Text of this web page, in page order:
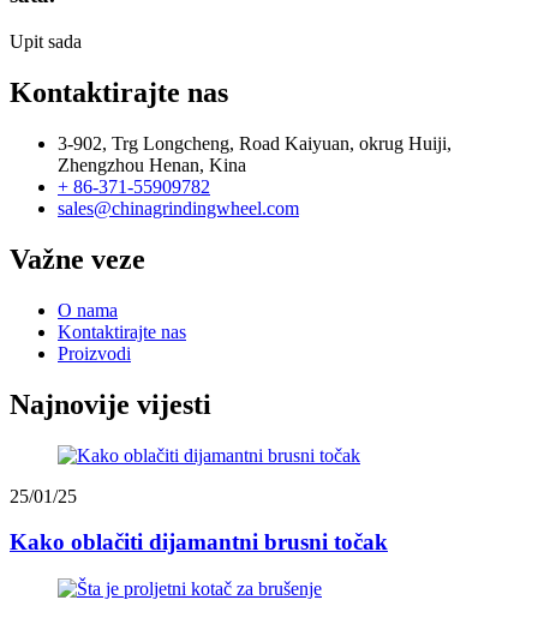
Upit sada
Kontaktirajte nas
3-902, Trg Longcheng, Road Kaiyuan, okrug Huiji,
Zhengzhou Henan, Kina
+ 86-371-55909782
sales@chinagrindingwheel.com
Važne veze
O nama
Kontaktirajte nas
Proizvodi
Najnovije vijesti
25/01/25
Kako oblačiti dijamantni brusni točak